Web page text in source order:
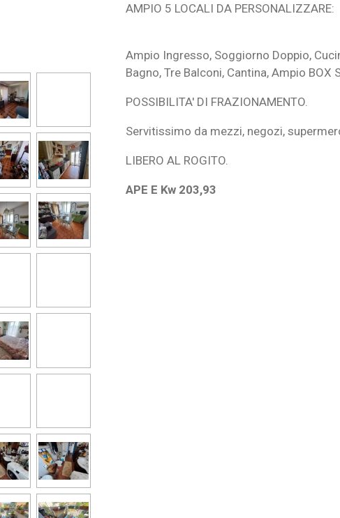
AMPIO 5 LOCALI DA PERSONALIZZARE:
Ampio Ingresso, Soggiorno Doppio,
Bagno, Tre Balconi, Cantina, Ampio BOX
POSSIBILITA' DI FRAZIONAMENTO.
Servitissimo da mezzi, negozi,
LIBERO AL ROGITO.
APE E Kw 203,93